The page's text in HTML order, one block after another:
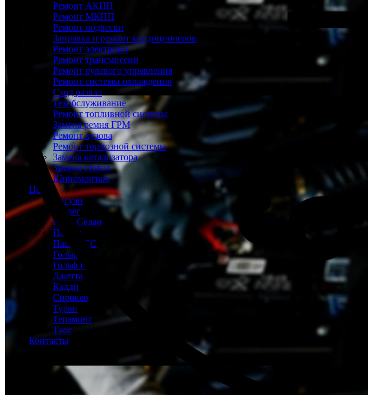
Ремонт АКПП
Ремонт МКПП
Ремонт подвески
Заправка и ремонт кондиционеров
Ремонт электрики
Ремонт трансмиссии
Ремонт рулевого управления
Ремонт системы охлаждения
Сход развал
Техобслуживание
Ремонт топливной системы
Замена ремня ГРМ
Ремонт кузова
Ремонт тормозной системы
Замена катализатора
Замена стекол
Шиномонтаж
Цены
Тигуан
Туарег
Поло Седан
Пассат
Пассат СС
Гольф
Гольф Плюс
Джетта
Кадди
Сирокко
Туран
Терамонт
Таос
Контакты